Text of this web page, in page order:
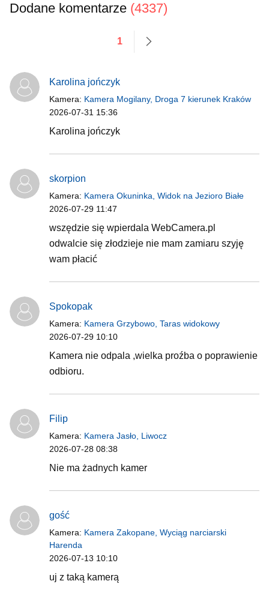
Dodane komentarze (4337)
1
Karolina jończyk
Kamera: Kamera Mogilany, Droga 7 kierunek Kraków
2026-07-31 15:36
Karolina jończyk
skorpion
Kamera: Kamera Okuninka, Widok na Jezioro Białe
2026-07-29 11:47
wszędzie się wpierdala WebCamera.pl
odwalcie się złodzieje nie mam zamiaru szyję
wam płacić
Spokopak
Kamera: Kamera Grzybowo, Taras widokowy
2026-07-29 10:10
Kamera nie odpala ,wielka proźba o poprawienie
odbioru.
Filip
Kamera: Kamera Jasło, Liwocz
2026-07-28 08:38
Nie ma żadnych kamer
gość
Kamera: Kamera Zakopane, Wyciąg narciarski
Harenda
2026-07-13 10:10
uj z taką kamerą